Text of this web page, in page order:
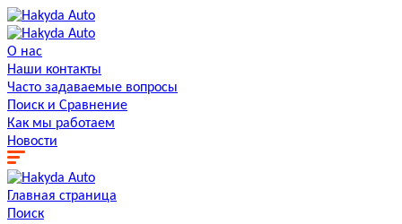
О нас
Наши контакты
Часто задаваемые вопросы
Поиск и Сравнение
Как мы работаем
Новости
Главная страница
Поиск